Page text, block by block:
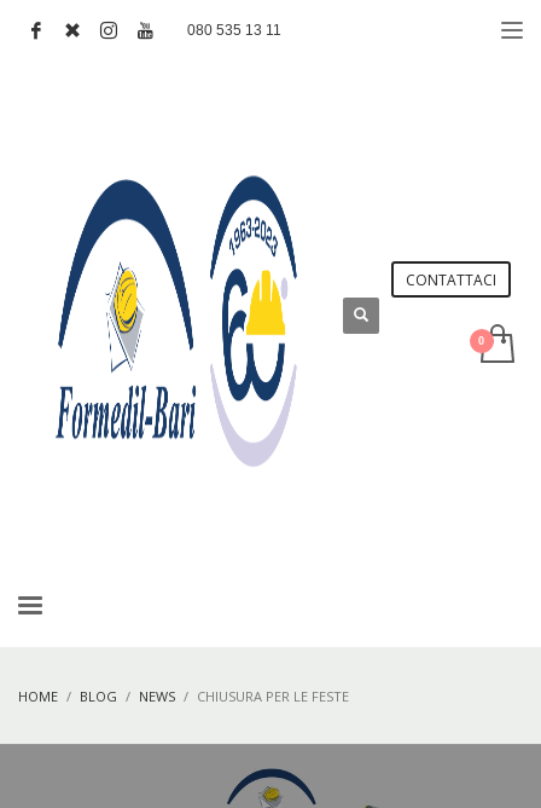
080 535 13 11
CONTATTACI
HOME BLOG NEWS CHIUSURA PER LE FESTE